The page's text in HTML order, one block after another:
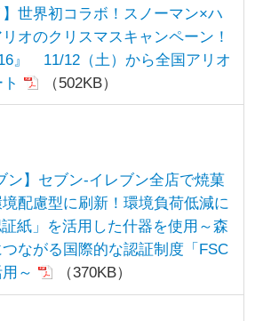
】世界初コラボ！スノーマン×ハ
オのクリスマスキャンペーン！
』 11/12（土）から全国アリオ
（502KB）
ン】セブン‐イレブン全店で焼菓
配慮型に刷新！環境負荷低減に
紙」を活用した什器を使用～森
ながる国際的な認証制度「FSC
～
（370KB）